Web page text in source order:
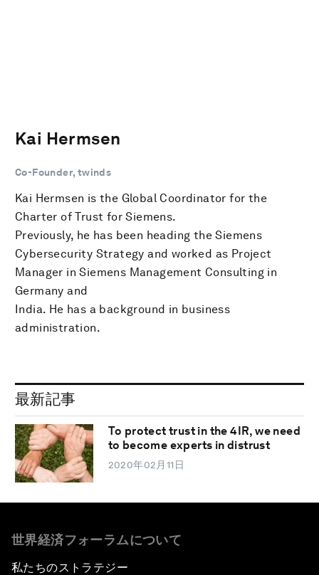
Kai Hermsen
Co-Founder, twinds
Kai Hermsen is the Global Coordinator for the
Charter of Trust for Siemens.
Previously, he has been heading the Siemens
Cybersecurity Strategy and worked as Project
Manager in Siemens Management Consulting in
Germany and
India. He has a background in business
administration.
最新記事
To protect trust in the 4IR, we need
to become experts in distrust
2020年02月11日
世界経済フォーラムについて
私たちのストラテジー